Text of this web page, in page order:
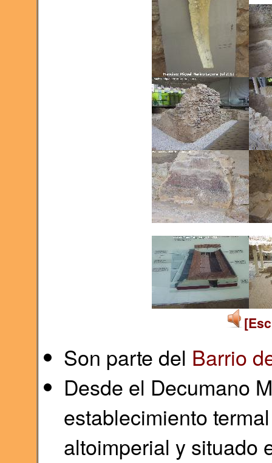
Son parte del Barrio
Desde el Decumano
establecimiento
altoimperial y situado